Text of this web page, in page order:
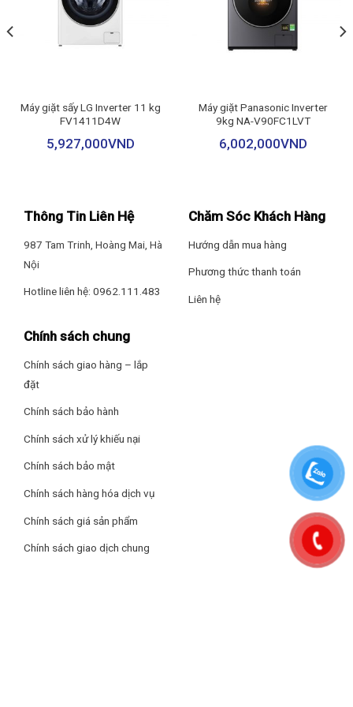
Công nghệ sấy: Sấy kép
Bảng điều khiển: Tiếng Việt cảm ứng có màn hình hiển thị
Tiện ích: Tạo và giữ nếp ly quần tây
– Hệ thống AutoFresh System
– Moving Hanger – Móc treo chuyển động linh hoạt
– Cho phép điều khiển máy giặt từ xa qua ứng dụng LG ThinQ
cm – Nặng 87 kg
Hãng: LG.
Dual Inverter HeatPump mới giúp tăng hiệu quả chu trình và
giảm thời gian chăm sóc áo quần, thấp nhất chỉ còn 18 phút.
AutoFresh System™
AutoFresh System điều hòa các dòng không khí một cách tự
động, giúp quần áo mềm mại, thơm tho, đồng thời loại bỏ nồm
Máy giặt sấy LG Inverter 11 kg
FV1411D4W
5,927,000VND
Máy giặt Panasonic Inverter
9kg NA-V90FC1LVT
6,002,000VND
Thông Tin Liên Hệ
987 Tam Trinh, Hoàng Mai, Hà
Nội
Hotline liên hệ: 0962.111.483
Chăm Sóc Khách Hàng
Hướng dẫn mua hàng
Phương thức thanh toán
Liên hệ
Chính sách chung
Chính sách giao hàng – lắp
đặt
Chính sách bảo hành
Chính sách xử lý khiếu nại
Chính sách bảo mật
Chính sách hàng hóa dịch vụ
Chính sách giá sản phẩm
Chính sách giao dịch chung